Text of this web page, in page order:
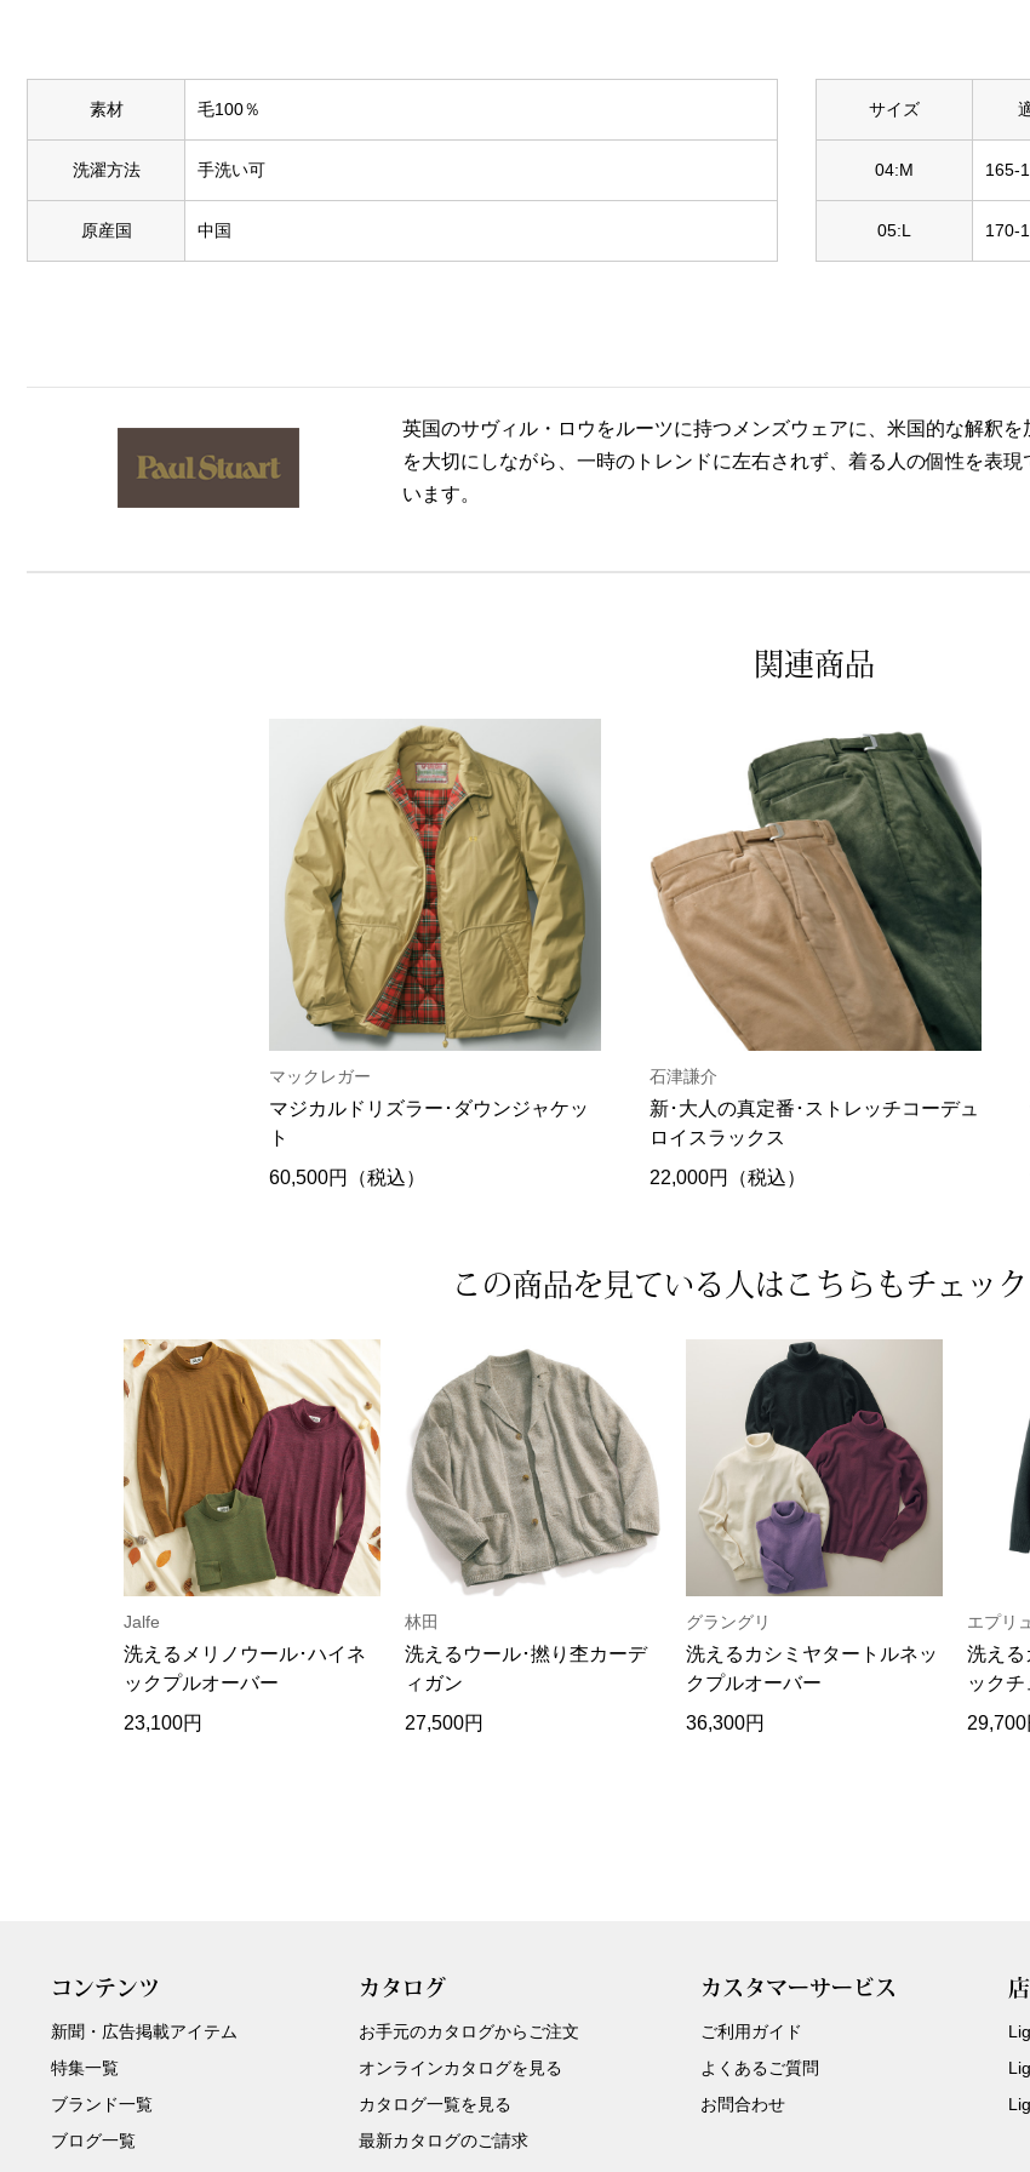
素材 毛100％
洗濯方法 手洗い可
原産国 中国
サイズ
04:M 165-
05:L 170-
英国のサヴィル・ロウをルーツに持つメンズウェアに、米国的な解釈
を大切にしながら、一時のトレンドに左右されず、着る人の個性を表
います。
関連商品
マックレガー
マジカルドリズラー･ダウンジャケッ
ト
60,500円（税込）
石津謙介
新･大人の真定番･ストレッチコーデュ
ロイスラックス
22,000円（税込）
この商品を見ている人は こちらもチェッ
Jalfe
洗えるメリノウール･ハイネ
ックプルオーバー
23,100円
林田
洗えるウール･撚り杢カーデ
ィガン
27,500円
グラングリ
洗えるカシミヤタートルネッ
クプルオーバー
36,300円
エプリュ
洗える
ックチ
29,700
コンテンツ
新聞・広告掲載アイテム
特集一覧
ブランド一覧
ブログ一覧
カタログ
お手元のカタログからご注文
オンラインカタログを見る
カタログ一覧を見る
最新カタログのご請求
カスタマーサービス
ご利用ガイド
よくあるご質問
お問合わせ